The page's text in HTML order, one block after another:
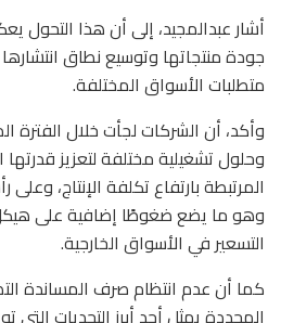
أشار عبدالمجيد، إلى أن هذا التحول
جودة منتجاتها وتوسيع نطاق
متطلبات الأسواق المختلفة.
وأكد، أن الشركات لجأت خلال الفترة
وحلول تشغيلية مختلفة لتعزيز
المرتبطة بارتفاع تكلفة الإنتاج، وعلى
وهو ما يضع ضغوطًا إضافية على
التسعير في الأسواق الخارجية.
كما أن عدم انتظام صرف المساندة
المحددة يمثل أحد أبرز التحديات التي